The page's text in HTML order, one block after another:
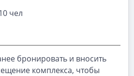
чел
бронировать и вносить
комплекса, чтобы